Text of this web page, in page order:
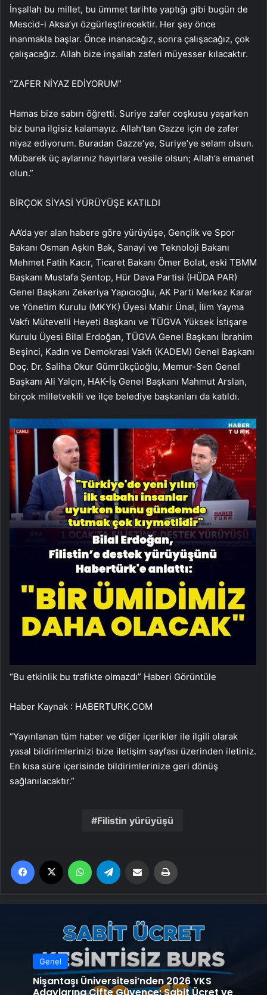
İnşallah bu millet, bu ümmet tarihte yaptığı gibi bugün de
Mescid-i Aksa’yı özgürleştirecektir. Her şey önce
inanmakla başlar. Önce inanacağız, sonra çalışacağız, çok
çalışacağız. Allah bize inşallah zaferi müyesser kılacaktır.
“ZAFER NİYAZ EDİYORUM”
Hamas bize sabırı öğretti. Suriye zafer coşkusu yaşarken
biz buna ilgisiz kalamayız. Allah’tan Gazze için de zafer
niyaz ediyorum. Buradan Gazze’ye, Suriye’ye selam olsun.
Mübarek üç aylarınız hayırlara vesile olsun; Allah’a emanet
olun.”
BİRÇOK SİYASİ YÜRÜYÜŞE KATILDI
AA’da yer alan habere göre yürüyüşe, Gençlik ve Spor
Bakanı Osman Aşkın Bak, Sanayi ve Teknoloji Bakanı
Mehmet Fatih Kacır, Ticaret Bakanı Ömer Bolat, eski TBMM
Başkanı Mustafa Şentop, Hür Dava Partisi (HÜDA PAR)
Genel Başkanı Zekeriya Yapıcıoğlu, AK Parti Merkez Karar
ve Yönetim Kurulu (MKYK) Üyesi Mahir Ünal, İlim Yayma
Vakfı Mütevelli Heyeti Başkanı ve TÜGVA Yüksek İstişare
Kurulu Üyesi Bilal Erdoğan, TÜGVA Genel Başkanı İbrahim
Beşinci, Kadın ve Demokrasi Vakfı (KADEM) Genel Başkanı
Doç. Dr. Saliha Okur Gümrükçüoğlu, Memur-Sen Genel
Başkanı Ali Yalçın, HAK-İş Genel Başkanı Mahmut Arslan,
birçok milletvekili ve ilçe belediye başkanları da katıldı.
“Bu etkinlik bu trafikte olmazdı” Haberi Görüntüle
Haber Kaynak : HABERTURK.COM
“Yayınlanan tüm haber ve diğer içerikler ile ilgili olarak
yasal bildirimlerinizi bize iletişim sayfası üzerinden iletiniz.
En kısa süre içerisinde bildirimlerinize geri dönüş
sağlanılacaktır.”
Filistin yürüyüşü
Facebook WhatsApp Email'den paylaş
Genel
Nişantaşı Üniversitesi’nden 2026 YKS
Adaylarına Çifte Güvence: Sabit Ücret ve